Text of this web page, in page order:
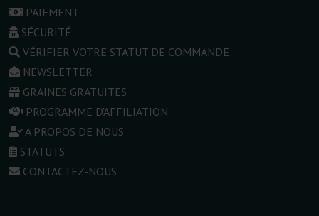
PAIEMENT
SÉCURITÉ
VÉRIFIER VOTRE STATUT DE COMMANDE
NEWSLETTER
GRAINES GRATUITES
PROGRAMME D'AFFILIATION
A PROPOS DE NOUS
STATUTS
CONTACTEZ-NOUS